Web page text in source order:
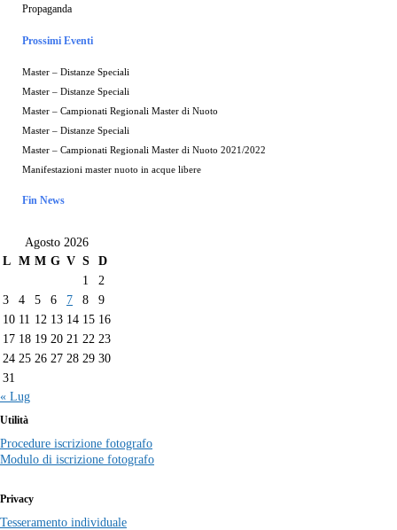
Propaganda
Prossimi Eventi
Master – Distanze Speciali
Master – Distanze Speciali
Master – Campionati Regionali Master di Nuoto
Master – Distanze Speciali
Master – Campionati Regionali Master di Nuoto 2021/2022
Manifestazioni master nuoto in acque libere
Fin News
Agosto 2026
L M M G V S
D
1
2
3
4 5 6 7 8
9
10 11 12 13 14 15 16
17 18 19 20 21 22 23
24 25 26 27 28 29 30
31
« Lug
Utilità
Procedure iscrizione fotografo
Modulo di iscrizione fotografo
Privacy
Tesseramento individuale